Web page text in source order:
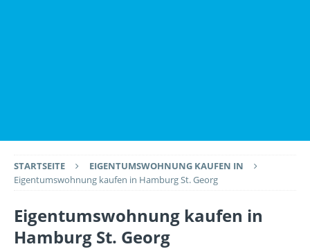
STARTSEITE
EIGENTUMSWOHNUNG KAUFEN IN
Eigentumswohnung kaufen in Hamburg St. Georg
Eigentumswohnung kaufen in
Hamburg St. Georg